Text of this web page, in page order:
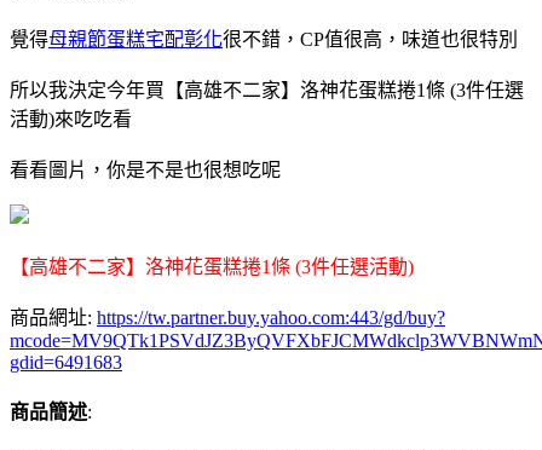
覺得母親節蛋糕宅配彰化很不錯，CP值很高，味道也很特別
所以我決定今年買 【高雄不二家】洛神花蛋糕捲1條 (3件任選
活動)來吃吃看
看看圖片，你是不是也很想吃呢
【高雄不二家】洛神花蛋糕捲1條 (3件任選活動)
商品網址: https://tw.partner.buy.yahoo.com:443/gd/buy?
gdid=6491683
商品簡述: